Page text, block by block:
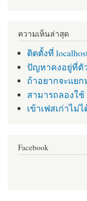
ความเห็นล่าสุด
ติดตั้งที่
ปัญหาคงอยู่ที่ตั
ถ้าอยากจะแย
สามารถลองใช้
เข้าเฟสเก่าไม่
Facebook